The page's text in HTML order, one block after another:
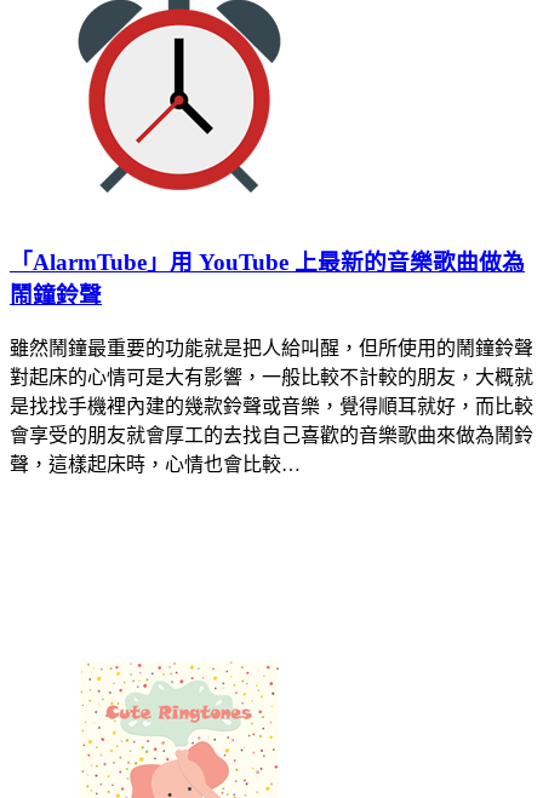
「AlarmTube」用 YouTube 上最新的音樂歌曲做為
鬧鐘鈴聲
雖然鬧鐘最重要的功能就是把人給叫醒，但所使用的鬧鐘鈴聲
對起床的心情可是大有影響，一般比較不計較的朋友，大概就
是找找手機裡內建的幾款鈴聲或音樂，覺得順耳就好，而比較
會享受的朋友就會厚工的去找自己喜歡的音樂歌曲來做為鬧鈴
聲，這樣起床時，心情也會比較…